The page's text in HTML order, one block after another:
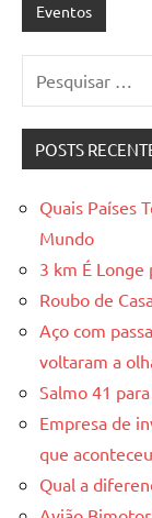
Eventos
POSTS
Quais Países
Mundo
3 km É Longe
Roubo de
Aço com
voltaram a
Salmo 41
Empresa de
que
Qual a